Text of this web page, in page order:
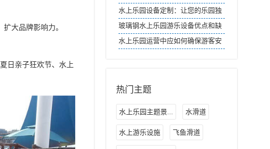
大品牌影响力。
日亲子狂欢节、水上
水上乐园设备定制：让您的乐园独
一无二
玻璃钢水上乐园游乐设备优点和缺
点
水上乐园运营中应如何确保游客安
热门主题
水上乐园主题景... 水滑道
水上游乐设施 飞鱼滑道